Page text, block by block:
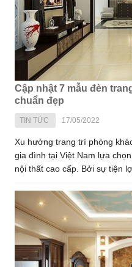
Cập nhật 7 mẫu đèn
chuẩn đẹp
TIN TỨC 17/05/2022
Xu hướng trang trí phòng
gia đình tại Việt Nam lựa
nội thất cao cấp. Bởi sự tiện
trị thẩm mỹ và công năng
nhấn nhá ấn tượng hút mắt
bạn đang có nhu cầu mua
khách của mình phù hợp với
chúng tôi cập nhật 7 mẫu
chuẩn đẹp và thời thượng